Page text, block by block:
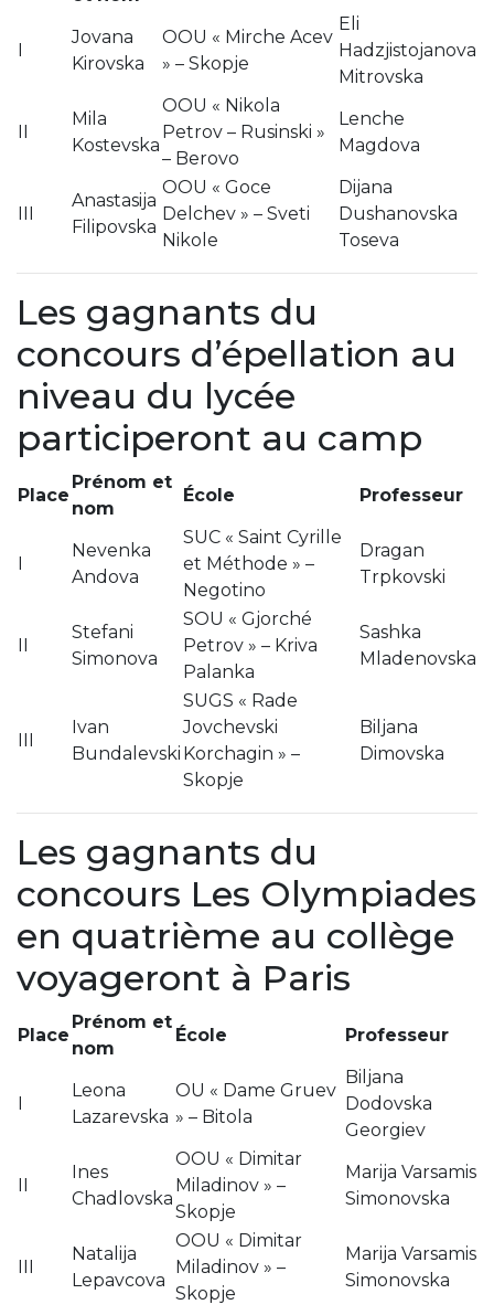
I
Jovana
Kirovska
OOU « Mirche Acev
» – Skopje
Eli
Hadzjistojanova
Mitrovska
II
Mila
Kostevska
OOU « Nikola
Petrov – Rusinski »
– Berovo
Lenche
Magdova
III
Anastasija
Filipovska
OOU « Goce
Delchev » – Sveti
Nikole
Dijana
Dushanovska
Toseva
Les gagnants du
concours d’épellation au
niveau du lycée
participeront au camp
Place
Prénom et
nom
École Professeur
I
Nevenka
Andova
SUC « Saint Cyrille
et Méthode » –
Negotino
Dragan
Trpkovski
II
Stefani
Simonova
SOU « Gjorché
Petrov » – Kriva
Palanka
Sashka
Mladenovska
III
Ivan
Bundalevski
SUGS « Rade
Jovchevski
Korchagin » –
Skopje
Biljana
Dimovska
Les gagnants du
concours Les Olympiades
en quatrième au collège
voyageront à Paris
Place
Prénom et
nom
École Professeur
I
Leona
Lazarevska
OU « Dame Gruev
» – Bitola
Biljana
Dodovska
Georgiev
II
Ines
Chadlovska
OOU « Dimitar
Miladinov » –
Skopje
Marija Varsamis
Simonovska
III
Natalija
Lepavcova
OOU « Dimitar
Miladinov » –
Skopje
Marija Varsamis
Simonovska